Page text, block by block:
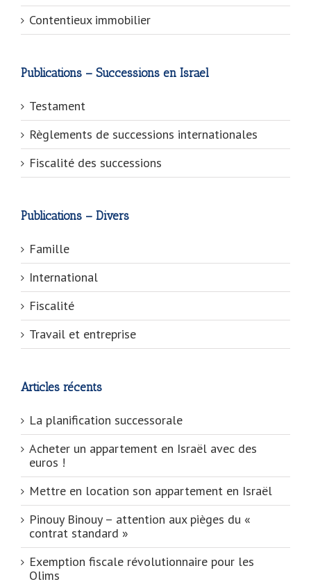
Contentieux immobilier
Publications – Successions en Israel
Testament
Règlements de successions internationales
Fiscalité des successions
Publications – Divers
Famille
International
Fiscalité
Travail et entreprise
Articles récents
La planification successorale
Acheter un appartement en Israël avec des
euros !
Mettre en location son appartement en Israël
Pinouy Binouy – attention aux pièges du «
contrat standard »
Exemption fiscale révolutionnaire pour les
Olims